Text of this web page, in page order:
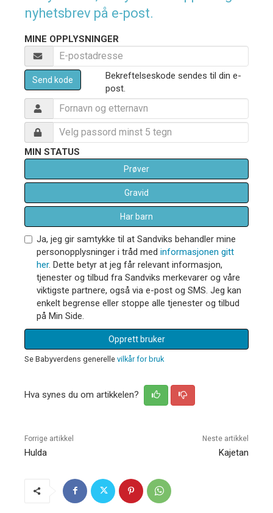
nyhetsbrev på e-post.
MINE OPPLYSNINGER
Send kode
Bekreftelseskode sendes til din e-
post.
MIN STATUS
Prøver
Gravid
Har barn
Ja, jeg gir samtykke til at Sandviks behandler mine
personopplysninger i tråd med informasjonen gitt
her. Dette betyr at jeg får relevant informasjon,
tjenester og tilbud fra Sandviks merkevarer og våre
viktigste partnere, også via e-post og SMS. Jeg kan
enkelt begrense eller stoppe alle tjenester og tilbud
på Min Side.
Opprett bruker
Se Babyverdens generelle vilkår for bruk
Hva synes du om artikkelen?
Forrige artikkel
Hulda
Neste artikkel
Kajetan